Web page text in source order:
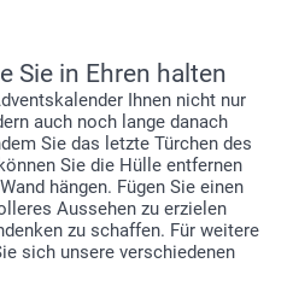
Sie in Ehren halten
Ihnen nicht nur
auch noch lange danach
Sie das letzte Türchen des
Sie die Hülle entfernen
hängen. Fügen Sie einen
Aussehen zu erzielen
zu schaffen. Für weitere
sich unsere verschiedenen